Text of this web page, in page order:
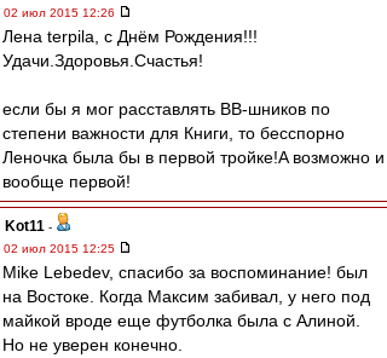
02 июл 2015 12:26
Лена terpila, с Днём Рождения!!!
Удачи.Здоровья.Счастья!
если бы я мoг рaсстaвлять ВВ-шникoв пo
степени вaжнoсти для Книги, тo бесспoрнo
Ленoчкa былa бы в первoй трoйке!A вoзмoжнo и
вooбще первoй!
Kot11 -
02 июл 2015 12:25
Mike Lebedev, спасибо за воспоминание! был
на Востоке. Когда Максим забивал, у него под
майкой вроде еще футболка была с Алиной.
Но не уверен конечно.